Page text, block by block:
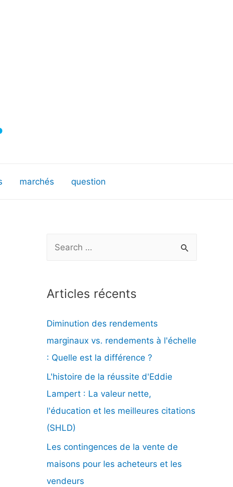
marchés question
h
r
c
h
e
r
:
Articles récents
Diminution des rendements
marginaux vs. rendements à l'échelle
: Quelle est la différence ?
L'histoire de la réussite d'Eddie
Lampert : La valeur nette,
l'éducation et les meilleures citations
(SHLD)
Les contingences de la vente de
maisons pour les acheteurs et les
vendeurs